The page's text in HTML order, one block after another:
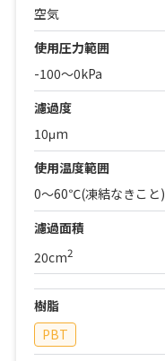
空気
使用圧力範囲
-100～0kPa
濾過度
10μm
使用温度範囲
0～60℃(凍結なきこと)
濾過面積
20cm2
樹脂
PBT